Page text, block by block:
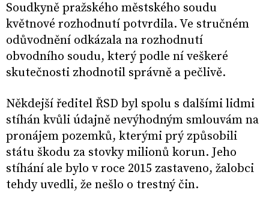
Soudkyně pražského městského soudu
květnové rozhodnutí potvrdila. Ve stručném
odůvodnění odkázala na rozhodnutí
obvodního soudu, který podle ní veškeré
skutečnosti zhodnotil správně a pečlivě.
Někdejší ředitel ŘSD byl spolu s dalšími lidmi
stíhán kvůli údajně nevýhodným smlouvám na
pronájem pozemků, kterými prý způsobili
státu škodu za stovky milionů korun. Jeho
stíhání ale bylo v roce 2015 zastaveno, žalobci
tehdy uvedli, že nešlo o trestný čin.